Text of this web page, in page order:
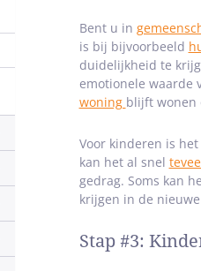
Bent u in
is bij bijvoorbeeld
duidelijkheid te
emotionele waarde
woning blijft wonen
Voor kinderen is
kan het al snel
gedrag. Soms kan
krijgen in de nieuwe
Stap #3: